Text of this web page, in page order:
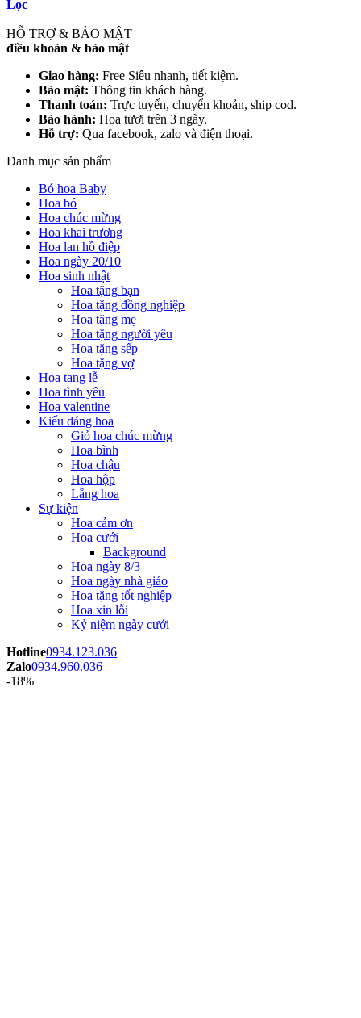
Lọc
HỖ TRỢ & BẢO MẬT
điều khoản & bảo mật
Giao hàng: Free Siêu nhanh, tiết kiệm.
Bảo mật: Thông tin khách hàng.
Thanh toán: Trực tuyến, chuyển khoản, ship cod.
Bảo hành: Hoa tươi trên 3 ngày.
Hỗ trợ: Qua facebook, zalo và điện thoại.
Danh mục sản phẩm
Bó hoa Baby
Hoa bó
Hoa chúc mừng
Hoa khai trương
Hoa lan hồ điệp
Hoa ngày 20/10
Hoa sinh nhật
Hoa tặng bạn
Hoa tặng đồng nghiệp
Hoa tặng mẹ
Hoa tặng người yêu
Hoa tặng sếp
Hoa tặng vợ
Hoa tang lễ
Hoa tình yêu
Hoa valentine
Kiểu dáng hoa
Giỏ hoa chúc mừng
Hoa bình
Hoa chậu
Hoa hộp
Lẵng hoa
Sự kiện
Hoa cảm ơn
Hoa cưới
Background
Hoa ngày 8/3
Hoa ngày nhà giáo
Hoa tặng tốt nghiệp
Hoa xin lỗi
Kỷ niệm ngày cưới
Hotline0934.123.036
Zalo0934.960.036
-18%